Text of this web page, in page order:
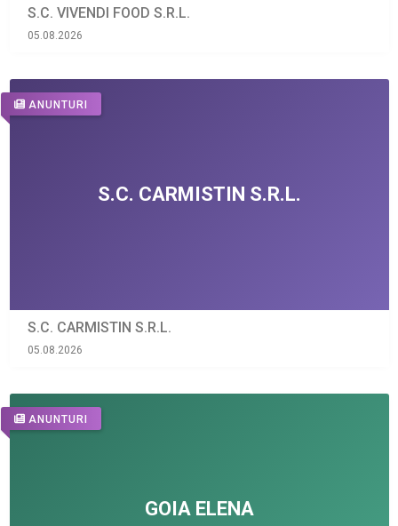
S.C. VIVENDI FOOD S.R.L.
05.08.2026
ANUNTURI
S.C. CARMISTIN S.R.L.
05.08.2026
ANUNTURI